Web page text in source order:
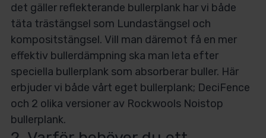
det gäller reflekterande bullerplank har vi både
täta trästängsel som Lundastängsel och
kompositstängsel. Vill man däremot få en mer
effektiv bullerdämpning ska man leta efter
speciella bullerplank som absorberar buller. Här
erbjuder vi både vårt eget bullerplank; DeciFence
och 2 olika versioner av Rockwools Noistop
bullerplank.